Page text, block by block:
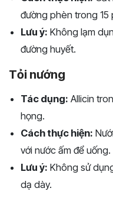
đường phèn trong 15
Lưu ý: Không lạm
đường huyết.
Tỏi nướng
Tác dụng: Allicin
họng.
Cách thực hiện:
với nước ấm để uống.
Lưu ý: Không sử
dạ dày.